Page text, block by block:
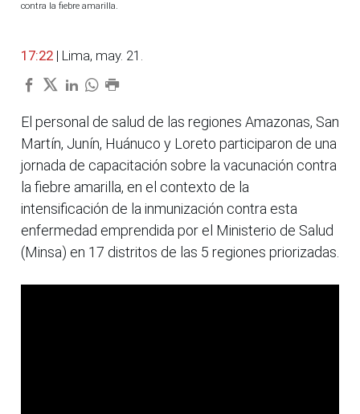
contra la fiebre amarilla.
17:22 | Lima, may. 21.
El personal de salud de las regiones Amazonas, San
Martín, Junín, Huánuco y Loreto participaron de una
jornada de capacitación sobre la vacunación contra
la fiebre amarilla, en el contexto de la
intensificación de la inmunización contra esta
enfermedad emprendida por el Ministerio de Salud
(Minsa) en 17 distritos de las 5 regiones priorizadas.